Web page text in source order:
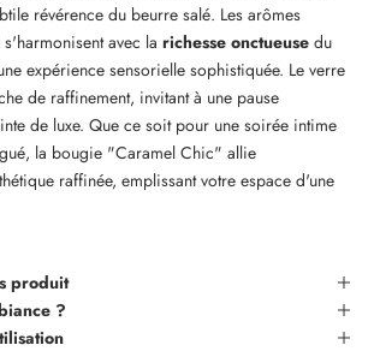
révérence du beurre salé. Les arômes
avec la richesse onctueuse du
expérience sensorielle sophistiquée. Le verre
de raffinement, invitant à une pause
de luxe. Que ce soit pour une soirée intime
la bougie "Caramel Chic" allie
raffinée, emplissant votre espace d'une
produit
?